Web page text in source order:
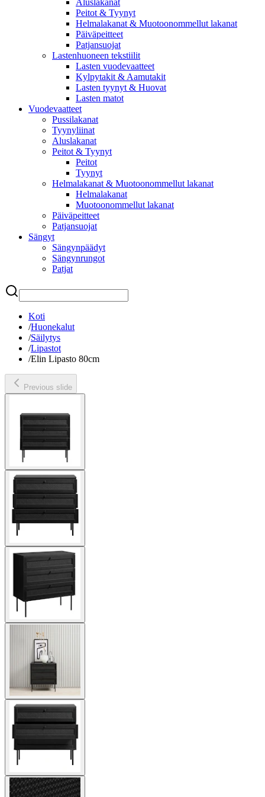
Aluslakanat
Peitot & Tyynyt
Helmalakanat & Muotoonommellut lakanat
Päiväpeitteet
Patjansuojat
Lastenhuoneen tekstiilit
Lasten vuodevaatteet
Kylpytakit & Aamutakit
Lasten tyynyt & Huovat
Lasten matot
Vuodevaatteet
Pussilakanat
Tyynyliinat
Aluslakanat
Peitot & Tyynyt
Peitot
Tyynyt
Helmalakanat & Muotoonommellut lakanat
Helmalakanat
Muotoonommellut lakanat
Päiväpeitteet
Patjansuojat
Sängyt
Sängynpäädyt
Sängynrungot
Patjat
Etsi
Koti
/Huonekalut
/Säilytys
/Lipastot
/Elin Lipasto 80cm
Previous slide